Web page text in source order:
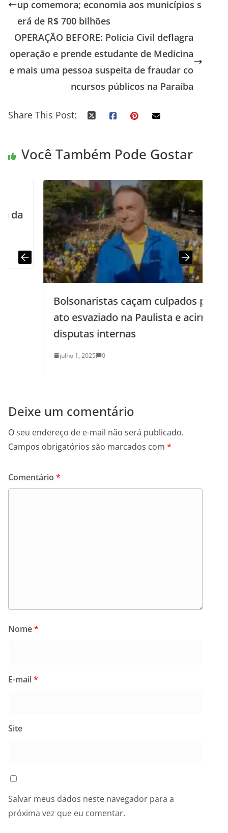
up comemora; economia aos municípios s
erá de R$ 700 bilhões
OPERAÇÃO BEFORE: Polícia Civil deflagra
operação e prende estudante de Medicina
e mais uma pessoa suspeita de fraudar co
ncursos públicos na Paraíba
Share This Post:
Você Também Pode Gostar
Bolsonaristas caçam culpados por
ato esvaziado na Paulista e acirram
disputas internas
julho 1, 2025 0
Deixe um comentário
O seu endereço de e-mail não será publicado.
Campos obrigatórios são marcados com *
Comentário *
Nome*
E-mail*
Site
Salvar meus dados neste navegador para a
próxima vez que eu comentar.